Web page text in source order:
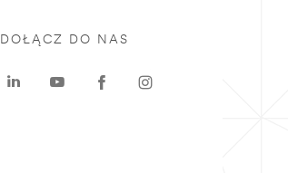
DOŁĄCZ DO NAS